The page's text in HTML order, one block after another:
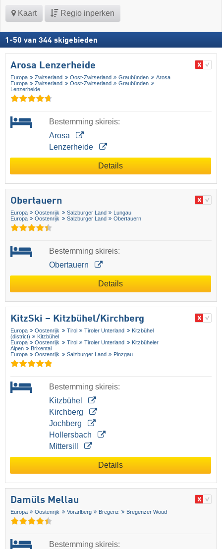
Kaart Regio inperken
1 -50 van 344 skigebieden
Arosa Lenzerheide
Europa Zwitserland Oost-Zwitserland Graubünden
Arosa
Europa
Zwitserland Oost-Zwitserland
Graubünden
Lenzerheide
Bestemming skireis:
Arosa
Lenzerheide
Details
Obertauern
Europa Oostenrijk Salzburger Land
Lungau
Europa
Oostenrijk Salzburger Land Obertauern
Bestemming skireis:
Obertauern
Details
KitzSki – Kitzbühel/​Kirchberg
Europa Oostenrijk Tirol Tiroler Unterland
Kitzbühel
(district)
Kitzbühel
Europa
Oostenrijk Tirol Tiroler Unterland
Kitzbüheler
Alpen
Brixental
Europa
Oostenrijk Salzburger Land Pinzgau
Bestemming skireis:
Kitzbühel
Kirchberg
Jochberg
Hollersbach
Mittersill
Details
Damüls Mellau
Europa Oostenrijk Vorarlberg Bregenz Bregenzer Woud
Bestemming skireis: